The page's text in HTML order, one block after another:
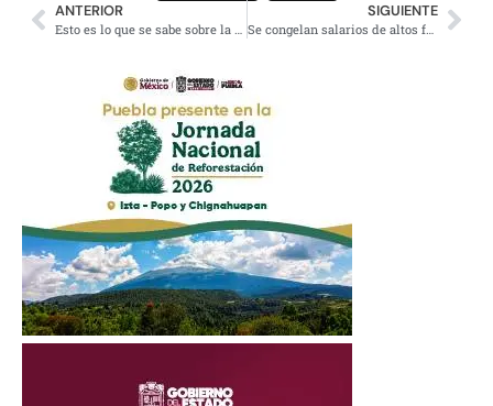
ANTERIOR
Esto es lo que se sabe sobre la salud de la Jefa Clara Brugada
SIGUIENTE
Se congelan salarios de altos funcionarios en todo el sexenio: Sheinbaum